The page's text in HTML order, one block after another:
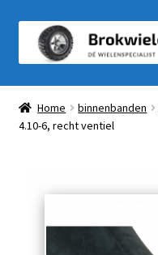
door
navigatie
naar
inhoud
Winkel
Winkelmandje
Home binnenbanden
4.10-6, recht ventiel